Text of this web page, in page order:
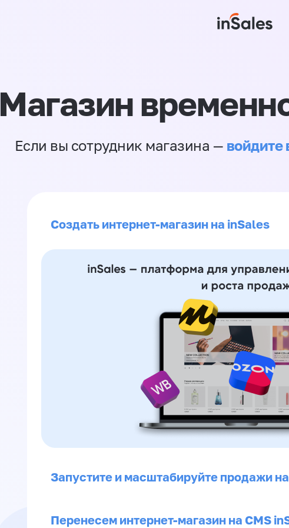
Магазин
Если вы сотрудник магазина — войдите
Создать интернет-магазин на inSales
Запустите и масштабируйте продажи
Перенесем интернет-магазин на CMS